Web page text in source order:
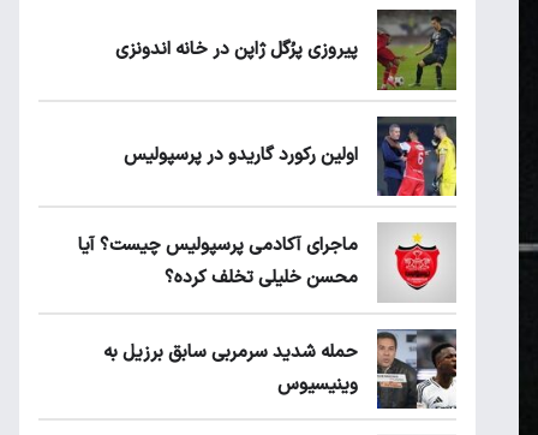
پیروزی پرُگل ژاپن در خانه اندونزی
اولین رکورد گاریدو در پرسپولیس
ماجرای آکادمی پرسپولیس چیست؟ آیا
محسن خلیلی تخلف کرده؟
حمله شدید سرمربی سابق برزیل به
وینیسیوس